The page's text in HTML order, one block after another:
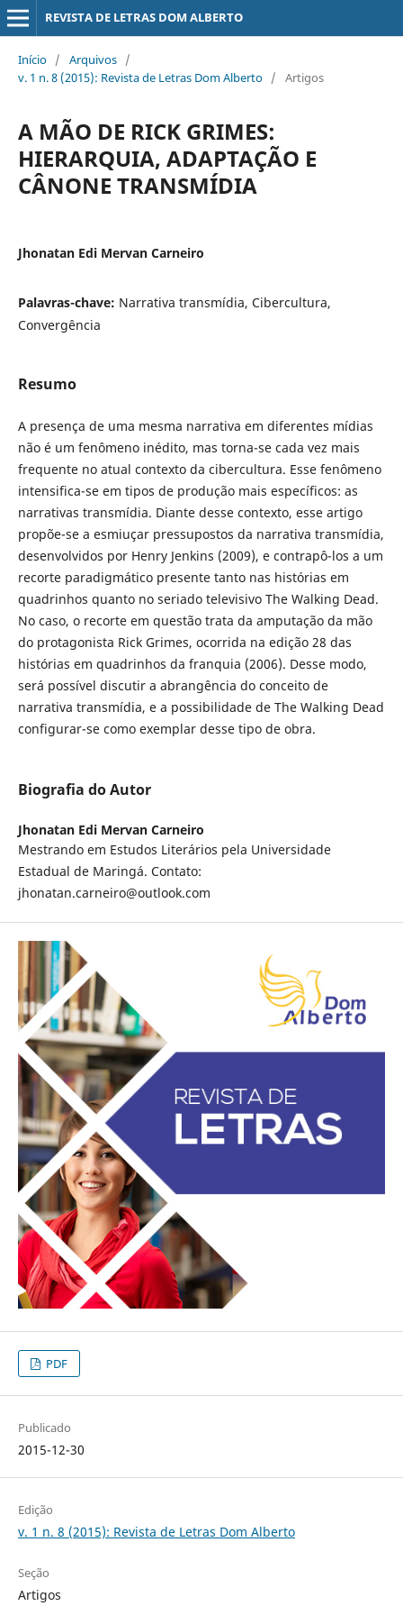
REVISTA DE LETRAS DOM ALBERTO
Início / Arquivos /
v. 1 n. 8 (2015): Revista de Letras Dom Alberto / Artigos
A MÃO DE RICK GRIMES:
HIERARQUIA, ADAPTAÇÃO E
CÂNONE TRANSMÍDIA
Jhonatan Edi Mervan Carneiro
Palavras-chave: Narrativa transmídia, Cibercultura,
Convergência
Resumo
A presença de uma mesma narrativa em diferentes mídias
não é um fenômeno inédito, mas torna-se cada vez mais
frequente no atual contexto da cibercultura. Esse fenômeno
intensifica-se em tipos de produção mais específicos: as
narrativas transmídia. Diante desse contexto, esse artigo
propõe-se a esmiuçar pressupostos da narrativa transmídia,
desenvolvidos por Henry Jenkins (2009), e contrapô-los a um
recorte paradigmático presente tanto nas histórias em
quadrinhos quanto no seriado televisivo The Walking Dead.
No caso, o recorte em questão trata da amputação da mão
do protagonista Rick Grimes, ocorrida na edição 28 das
histórias em quadrinhos da franquia (2006). Desse modo,
será possível discutir a abrangência do conceito de
narrativa transmídia, e a possibilidade de The Walking Dead
configurar-se como exemplar desse tipo de obra.
Biografia do Autor
Jhonatan Edi Mervan Carneiro
Mestrando em Estudos Literários pela Universidade
Estadual de Maringá. Contato:
jhonatan.carneiro@outlook.com
PDF
Publicado
2015-12-30
Edição
v. 1 n. 8 (2015): Revista de Letras Dom Alberto
Seção
Artigos